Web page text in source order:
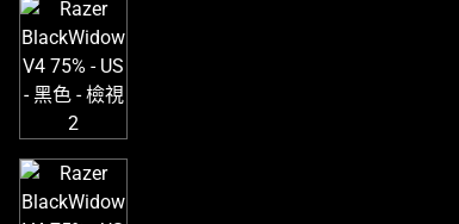
一
個
大
型
像
以
及